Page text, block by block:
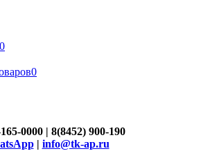
0
0
0000 | 8(8452) 900-190
| info@tk-ap.ru